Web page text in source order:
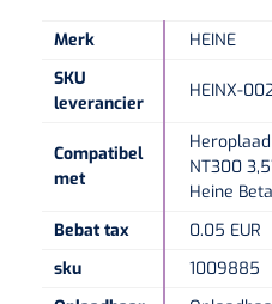
Merk
HEINE
SKU
leverancier
HEINX-
Compatibel
met
NT300
Heine
Bebat tax
0.05 EUR
sku
1009885